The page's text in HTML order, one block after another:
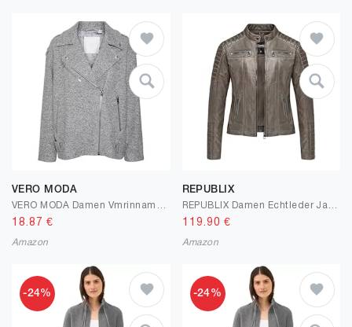
VERO MODA
18.87 €
Amazon
REPUBLIX
119.90 €
Amazon
-24% -24%